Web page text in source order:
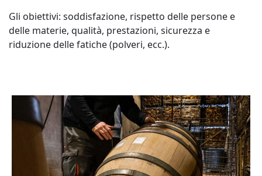
Gli obiettivi: soddisfazione, rispetto delle persone e
delle materie, qualità, prestazioni, sicurezza e
riduzione delle fatiche (polveri, ecc.).